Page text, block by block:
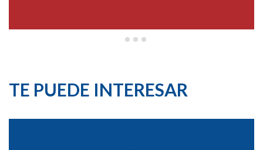
TE PUEDE INTERESAR